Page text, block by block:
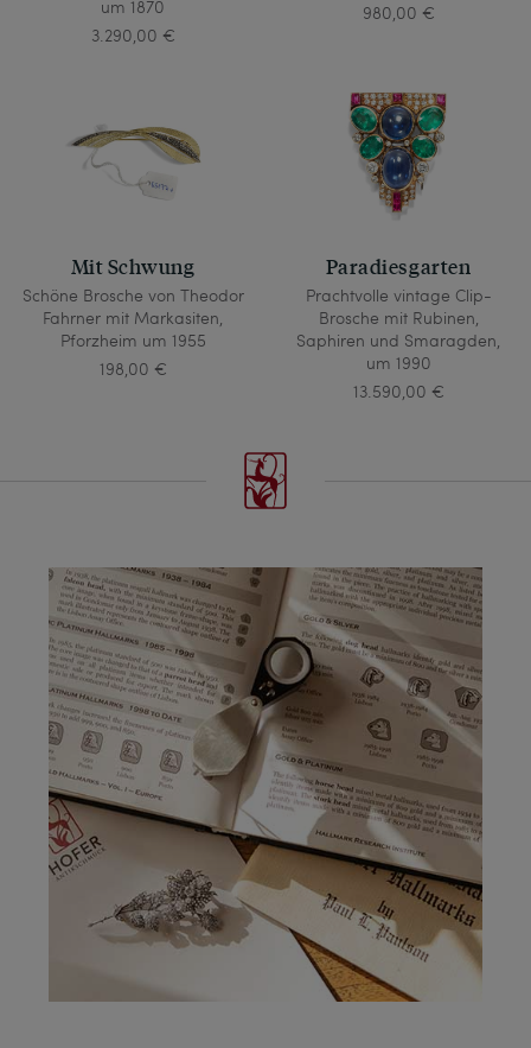
um 1870
3.290,00 €
980,00 €
Mit Schwung
Schöne Brosche von Theodor
Fahrner mit Markasiten,
Pforzheim um 1955
198,00 €
Paradiesgarten
Prachtvolle vintage Clip-
Brosche mit Rubinen,
Saphiren und Smaragden,
um 1990
13.590,00 €